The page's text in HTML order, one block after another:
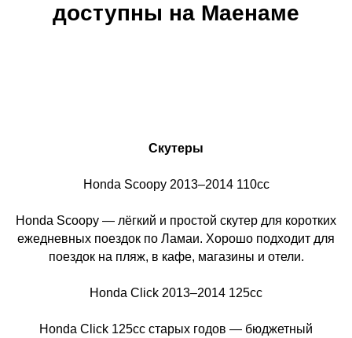
доступны на Маенаме
Скутеры
Honda Scoopy 2013–2014 110cc
Honda Scoopy — лёгкий и простой скутер для коротких
ежедневных поездок по Ламаи. Хорошо подходит для
поездок на пляж, в кафе, магазины и отели.
Honda Click 2013–2014 125cc
Honda Click 125cc старых годов — бюджетный